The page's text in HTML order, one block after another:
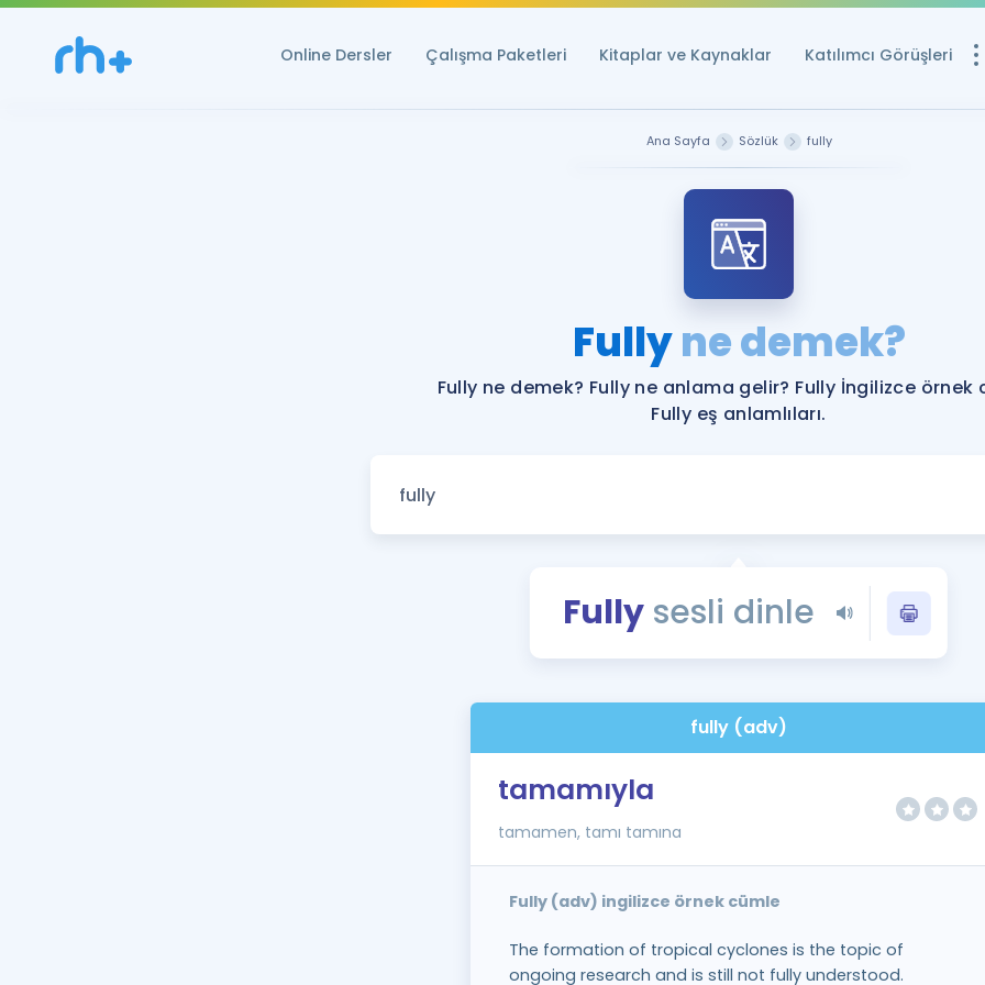
Online Dersler Çalışma Paketleri Kitaplar ve Kaynaklar Katılımcı Görüşleri
YDS ve YÖKDİL
YDS ve YÖKDİL'e
Tüm ÖSYM
Blog
YDS - YÖKDİL
İngilizce Gramer
Ana Sayfa Sözlük fully
Fullyne demek?
Fully ne demek? Fully ne anlama gelir? Fully İngilizce örnek
Fully eş anlamlıları.
Fullysesli dinle
fully (adv)
tamamıyla
tamamen, tamı tamına
Fully (adv) ingilizce örnek cümle
The formation of tropical cyclones is the topic of
ongoing research and is still not fully understood.